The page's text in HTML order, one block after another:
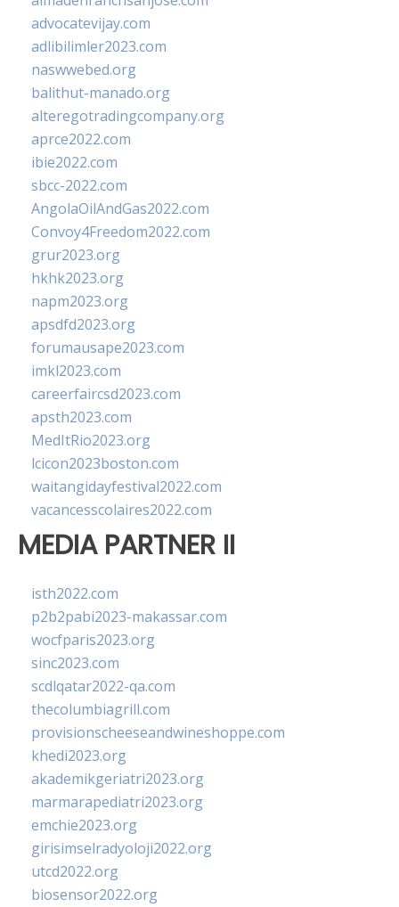
advocatevijay.com
adlibilimler2023.com
naswwebed.org
balithut-manado.org
alteregotradingcompany.org
aprce2022.com
ibie2022.com
sbcc-2022.com
AngolaOilAndGas2022.com
Convoy4Freedom2022.com
grur2023.org
hkhk2023.org
napm2023.org
apsdfd2023.org
forumausape2023.com
imkl2023.com
careerfaircsd2023.com
apsth2023.com
MedItRio2023.org
lcicon2023boston.com
waitangidayfestival2022.com
vacancesscolaires2022.com
MEDIA PARTNER II
isth2022.com
p2b2pabi2023-makassar.com
wocfparis2023.org
sinc2023.com
scdlqatar2022-qa.com
thecolumbiagrill.com
provisionscheeseandwineshoppe.com
khedi2023.org
akademikgeriatri2023.org
marmarapediatri2023.org
emchie2023.org
girisimselradyoloji2022.org
utcd2022.org
biosensor2022.org